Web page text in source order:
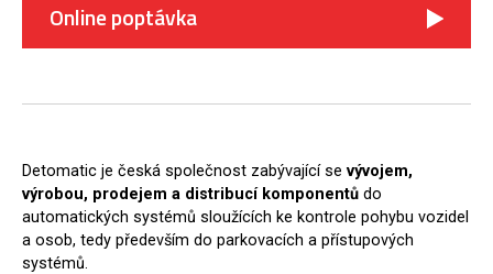
Online poptávka
Detomatic je česká společnost zabývající se vývojem,
výrobou, prodejem a distribucí komponentů do
automatických systémů sloužících ke kontrole pohybu vozidel
a osob, tedy především do parkovacích a přístupových
systémů.